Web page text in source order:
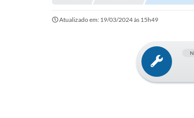
Atualizado em: 19/03/2024 às 15h49